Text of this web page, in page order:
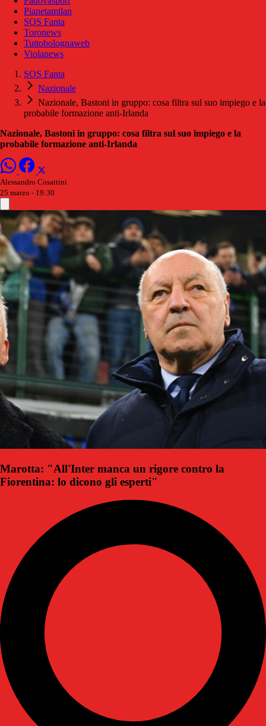
Pianetamilan
SOS Fanta
Toronews
Tuttobolognaweb
Violanews
SOS Fanta
Nazionale
Nazionale, Bastoni in gruppo: cosa filtra sul suo impiego e la
probabile formazione anti-Irlanda
Nazionale, Bastoni in gruppo: cosa filtra sul suo impiego e la
probabile formazione anti-Irlanda
Alessandro Cosattini
25 marzo - 19:30
Marotta: "All'Inter manca un rigore contro la
Fiorentina: lo dicono gli esperti"